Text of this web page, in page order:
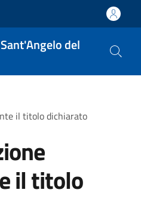
del
il titolo dichiarato
il titolo